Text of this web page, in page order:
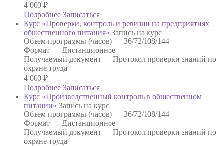
4 000 ₽
Подробнее Записаться
Курс «Проверки, контроль и ревизии на предприятиях
общественного питания» Запись на курс
Объем программы (часов) — 36/72/108/144
Формат — Дистанционное
Получаемый документ — Протокол проверки знаний по
охране труда
4 000 ₽
Подробнее Записаться
Курс «Производственный контроль в общественном
питании» Запись на курс
Объем программы (часов) — 36/72/108/144
Формат — Дистанционное
Получаемый документ — Протокол проверки знаний по
охране труда